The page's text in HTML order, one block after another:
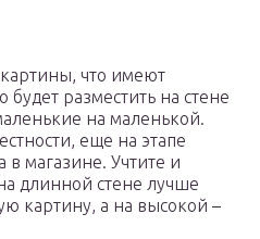
что имеют
разместить на стене
на маленькой.
еще на этапе
в магазине. Учтите и
длинной стене лучше
картину, а на высокой –